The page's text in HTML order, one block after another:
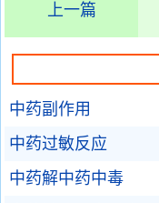
上一篇
中药副作用
中药过敏反应
中药解中药中毒